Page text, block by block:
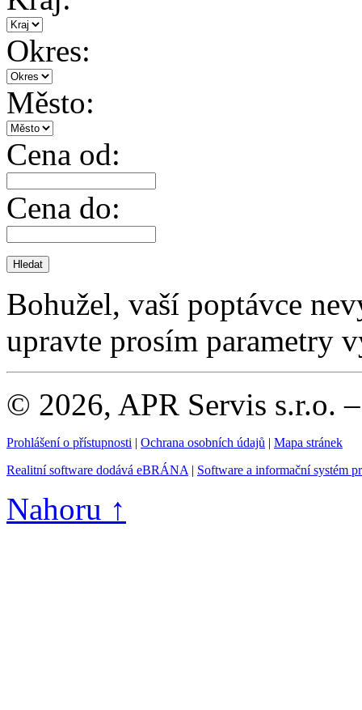
Okres:
Město:
Cena od:
Cena do:
Bohužel, vaší poptávce
upravte prosím parametry
© 2026, APR Servis s.r.o.
Prohlášení o přístupnosti | Ochrana osobních údajů | Mapa stránek
Realitní software dodává eBRÁNA | Software a informační systém
Nahoru ↑